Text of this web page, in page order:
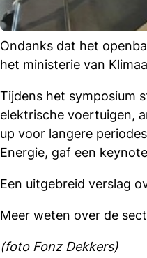
Ondanks dat het
het ministerie van
Tijdens het symposium
elektrische voertuigen,
up voor langere
Energie, gaf een
Een uitgebreid verslag
Meer weten over de
(foto Fonz Dekkers)